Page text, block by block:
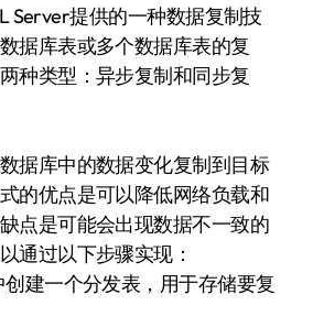
Server提供的一种数据复制技
据库表或多个数据库表的复
种类型：异步复制和同步复
据库中的数据变化复制到目标
的优点是可以降低网络负载和
点是可能会出现数据不一致的
通过以下步骤实现：
创建一个分发表，用于存储要复